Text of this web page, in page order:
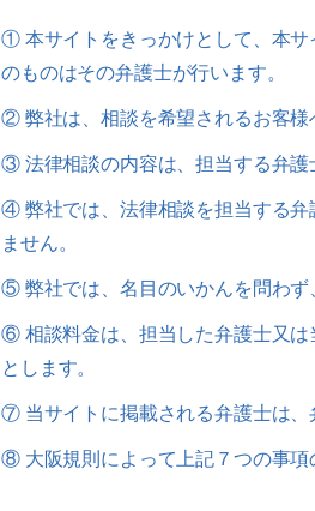
① 本サイトをきっかけとして、本
のものはその弁護士が行います。
② 弊社は、相談を希望されるお客
③ 法律相談の内容は、担当する弁護
④ 弊社では、法律相談を担当する
ません。
⑤ 弊社では、名目のいかんを問わず
⑥ 相談料金は、担当した弁護士又
とします。
⑦ 当サイトに掲載される弁護士は、
⑧ 大阪規則によって上記７つの事項